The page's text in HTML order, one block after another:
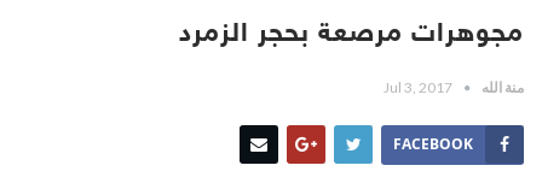
مجوهرات مرصعة بحجر الزمرد
منة الله Jul 3, 2017
FACEBOOK